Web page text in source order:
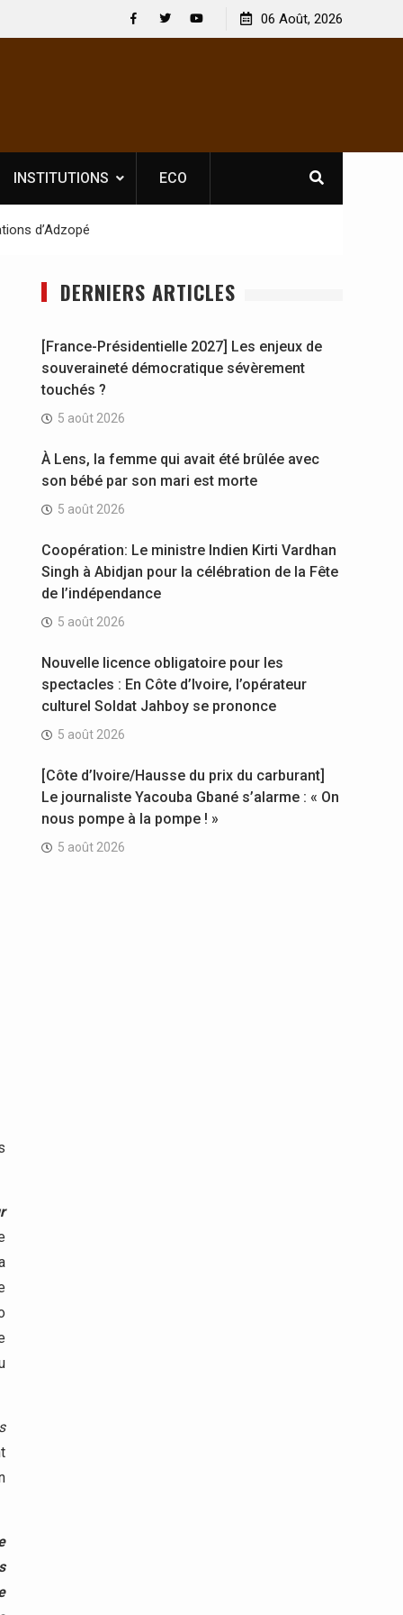
se
[France-Présidentielle 2027] Les enjeux de
souveraineté démocratique sévèrement touchés ?
06 Août, 2026
INSTITUTIONS ECO
d’Adzopé
DERNIERS ARTICLES
[France-Présidentielle 2027] Les enjeux de
souveraineté démocratique sévèrement
touchés ?
5 août 2026
À Lens, la femme qui avait été brûlée avec
son bébé par son mari est morte
5 août 2026
Coopération: Le ministre Indien Kirti Vardhan
Singh à Abidjan pour la célébration de la Fête
de l’indépendance
5 août 2026
Nouvelle licence obligatoire pour les
spectacles : En Côte d’Ivoire, l’opérateur
culturel Soldat Jahboy se prononce
5 août 2026
[Côte d’Ivoire/Hausse du prix du carburant]
Le journaliste Yacouba Gbané s’alarme : « On
nous pompe à la pompe ! »
5 août 2026